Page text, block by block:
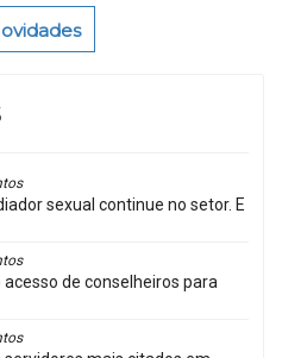
sexual continue no setor. E
de conselheiros para